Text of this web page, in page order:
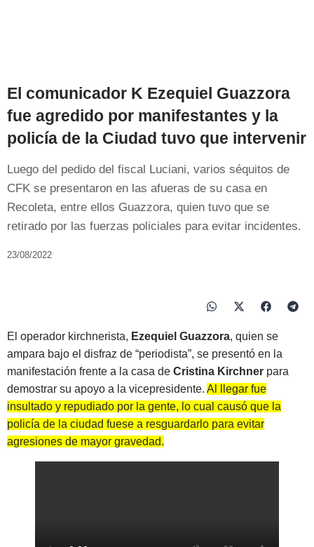
El comunicador K Ezequiel Guazzora
fue agredido por manifestantes y la
policía de la Ciudad tuvo que intervenir
Luego del pedido del fiscal Luciani, varios séquitos de
CFK se presentaron en las afueras de su casa en
Recoleta, entre ellos Guazzora, quien tuvo que se
retirado por las fuerzas policiales para evitar incidentes.
23/08/2022
El operador kirchnerista, Ezequiel Guazzora, quien se
ampara bajo el disfraz de “periodista”, se presentó en la
manifestación frente a la casa de Cristina Kirchner para
demostrar su apoyo a la vicepresidente. Al llegar fue
insultado y repudiado por la gente, lo cual causó que la
policía de la ciudad fuese a resguardarlo para evitar
agresiones de mayor gravedad.